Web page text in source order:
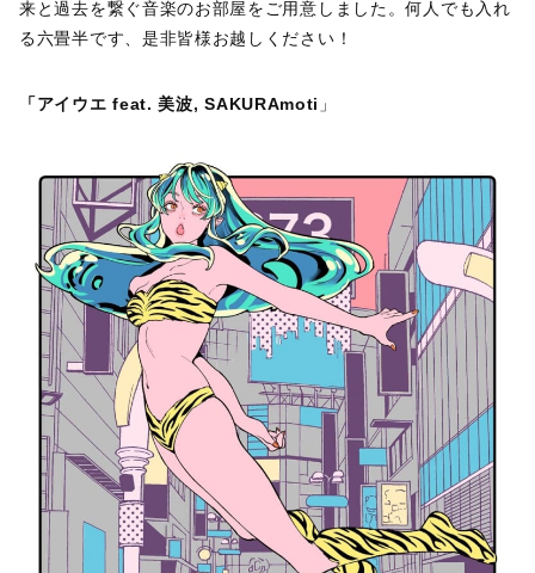
来と過去を繋ぐ音楽のお部屋をご用意しました。何人でも入れ
る六畳半です、是非皆様お越しください！
「アイウエ feat. 美波, SAKURAmoti 」